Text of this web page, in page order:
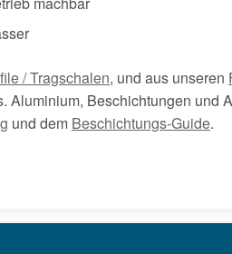
/ Tragschalen, und aus unseren
Aluminium, Beschichtungen und
und dem Beschichtungs-Guide.